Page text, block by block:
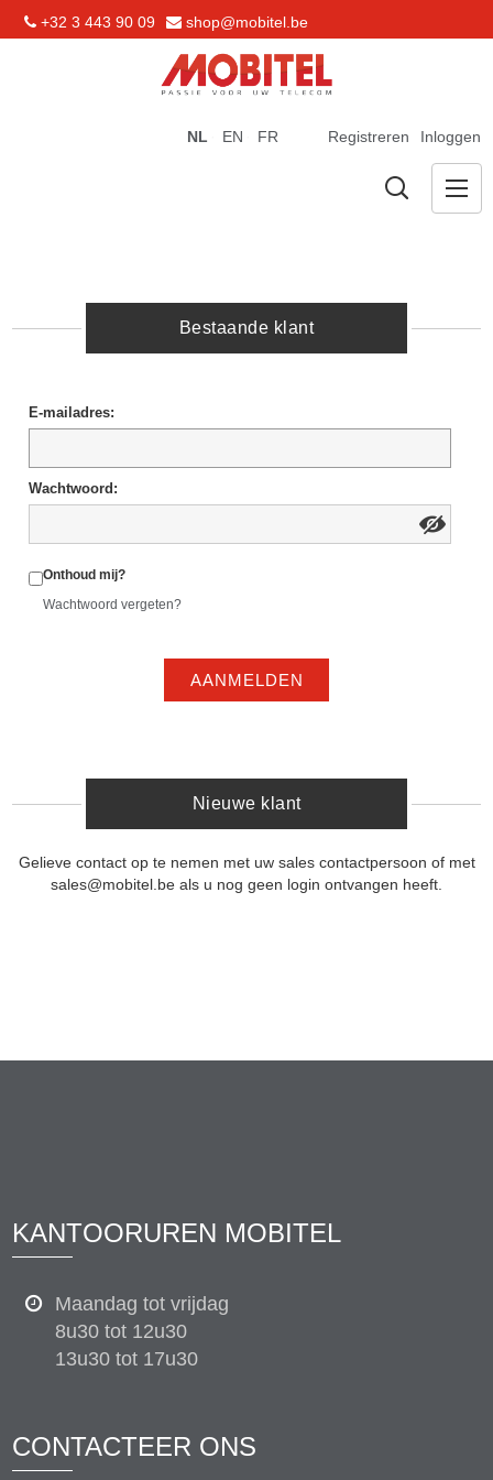
+32 3 443 90 09 shop@mobitel.be
Registreren Inloggen
NL EN FR
Bestaande klant
E-mailadres:
Wachtwoord:
Onthoud mij?
Wachtwoord vergeten?
AANMELDEN
Nieuwe klant
Gelieve contact op te nemen met uw sales contactpersoon of met
sales@mobitel.be als u nog geen login ontvangen heeft.
KANTOORUREN MOBITEL
Maandag tot vrijdag
8u30 tot 12u30
13u30 tot 17u30
CONTACTEER ONS